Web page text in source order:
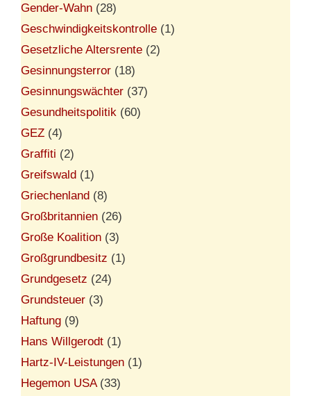
Gender-Wahn (28)
Geschwindigkeitskontrolle (1)
Gesetzliche Altersrente (2)
Gesinnungsterror (18)
Gesinnungswächter (37)
Gesundheitspolitik (60)
GEZ (4)
Graffiti (2)
Greifswald (1)
Griechenland (8)
Großbritannien (26)
Große Koalition (3)
Großgrundbesitz (1)
Grundgesetz (24)
Grundsteuer (3)
Haftung (9)
Hans Willgerodt (1)
Hartz-IV-Leistungen (1)
Hegemon USA(33)